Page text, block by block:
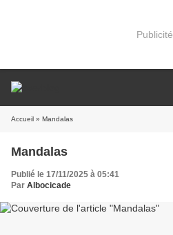
Publicité
Accueil » Mandalas
Mandalas
Publié le 17/11/2025 à 05:41
Par Albocicade